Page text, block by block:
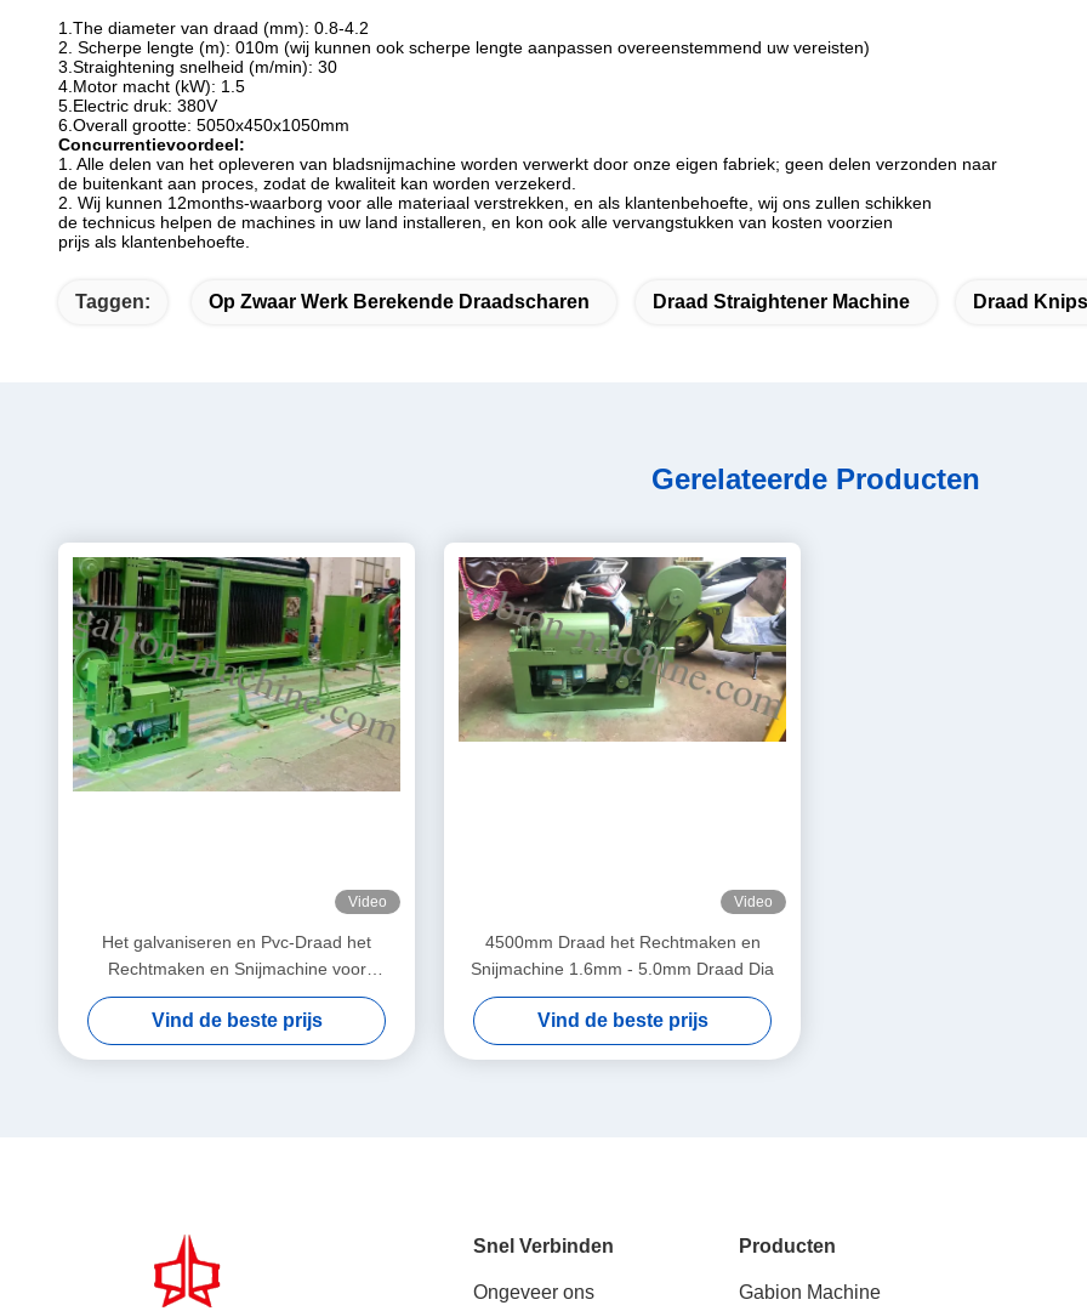
1.The diameter van draad (mm): 0.8-4.2
2. Scherpe lengte (m): 010m (wij kunnen ook scherpe lengte aanpassen overeenstemmend uw vereisten)
3.Straightening snelheid (m/min): 30
4.Motor macht (kW): 1.5
5.Electric druk: 380V
6.Overall grootte: 5050x450x1050mm
Concurrentievoordeel:
1. Alle delen van het opleveren van bladsnijmachine worden verwerkt door onze eigen fabriek; geen delen verzonden naar
de buitenkant aan proces, zodat de kwaliteit kan worden verzekerd.
2. Wij kunnen 12months-waarborg voor alle materiaal verstrekken, en als klantenbehoefte, wij ons zullen schikken
de technicus helpen de machines in uw land installeren, en kon ook alle vervangstukken van kosten voorzien
prijs als klantenbehoefte.
Taggen: Op Zwaar Werk Berekende Draadscharen Draad Straightener Machine Draad
Gerelateerde Producten
Video
Het galvaniseren en Pvc-Draad het
Rechtmaken en Snijmachine voor
4000mm Breedte
Vind de beste prijs
Video
4500mm Draad het Rechtmaken en
Snijmachine 1.6mm - 5.0mm Draad Dia
Vind de beste prijs
Snel Verbinden
Ongeveer ons
Producten
Gabion Machine